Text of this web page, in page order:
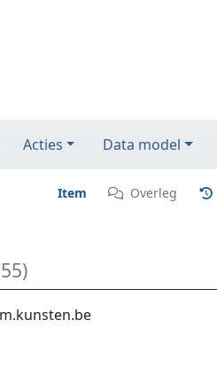
Acties Data model
Item Overleg